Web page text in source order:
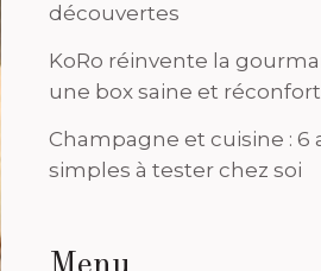
découvertes
KoRo réinvente la
une box saine et
Champagne et cuisine : 6
simples à tester chez soi